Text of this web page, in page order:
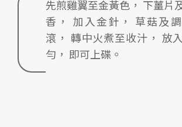
先煎雞翼至金黃色， 下薑片
香， 加入金針， 草菇及
滾， 轉中火煮至收汁， 放
勻， 即可上碟。